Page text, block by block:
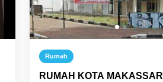
Rumah
RUMAH KOTA MAKASSAR